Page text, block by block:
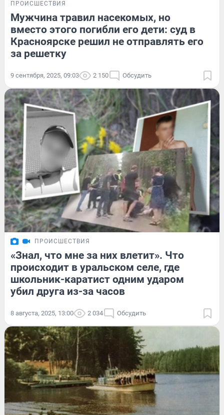
ПРОИСШЕСТВИЯ
Мужчина травил насекомых, но
вместо этого погибли его дети: суд в
Красноярске решил не отправлять его
за решетку
9 сентября, 2025, 09:03 2 150 Обсудить
ПРОИСШЕСТВИЯ
«Знал, что мне за них влетит». Что
происходит в уральском селе, где
школьник-каратист одним ударом
убил друга из-за часов
8 августа, 2025, 13:00 2 034 Обсудить